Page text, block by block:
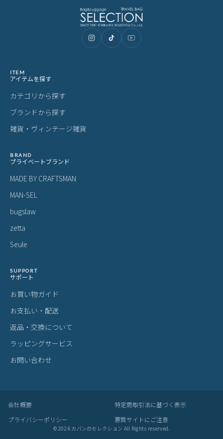
ITEM
アイテムを探す
カテゴリから探す
ブランドから探す
雑貨・ヴィンテージ雑貨
BRAND
プライベートブランド
MADE BY CRAFTSMAN
MAN-SEL
bugslaw
zetta
Seule
SUPPORT
サポート
お買い物ガイド
お支払い・配送
返品・交換について
ラッピングサービス
お問い合わせ
会社概要
特定商取引法に基づく表示
プライバシーポリシー
悪質サイトにご注意
©2026カバンのセレクション All Rights reserved.